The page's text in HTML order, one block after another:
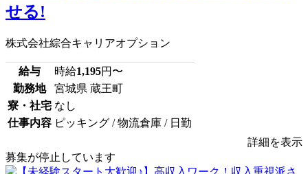
せる!
株式会社綜合キャリアオプション
給与 時給1,195円〜
勤務地
宮城県 蔵王町
寮・社宅 なし
仕事内容 ピッキング / 物流倉庫 / 日勤
詳細を表示
募集が停止しています